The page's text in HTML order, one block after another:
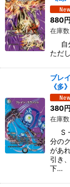
880円
在庫
自
ただ
ブレ
《多》
380円
在庫
S・
分の
があ
引き
下…